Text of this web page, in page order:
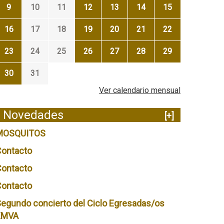
9 10 11 12 13 14 15
16 17 18 19 20 21 22
23 24 25 26 27 28 29
30
31
Ver calendario mensual
Novedades
[+]
concierto del Ciclo Egresadas/os